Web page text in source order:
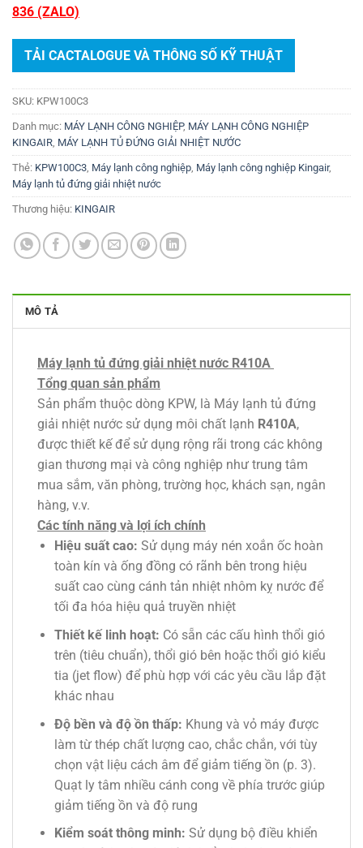
836 (ZALO)
TẢI CACTALOGUE VÀ THÔNG SỐ KỸ THUẬT
SKU: KPW100C3
Danh mục: MÁY LẠNH CÔNG NGHIỆP, MÁY LẠNH CÔNG NGHIỆP
KINGAIR, MÁY LẠNH TỦ ĐỨNG GIẢI NHIỆT NƯỚC
Thẻ: KPW100C3, Máy lạnh công nghiệp, Máy lạnh công nghiệp Kingair,
Máy lạnh tủ đứng giải nhiệt nước
Thương hiệu: KINGAIR
MÔ TẢ
Máy lạnh tủ đứng giải nhiệt nước R410A
Tổng quan sản phẩm
Sản phẩm thuộc dòng KPW, là Máy lạnh tủ đứng
giải nhiệt nước sử dụng môi chất lạnh R410A,
được thiết kế để sử dụng rộng rãi trong các không
gian thương mại và công nghiệp như trung tâm
mua sắm, văn phòng, trường học, khách sạn, ngân
hàng, v.v.
Các tính năng và lợi ích chính
Hiệu suất cao: Sử dụng máy nén xoắn ốc hoàn
toàn kín và ống đồng có rãnh bên trong hiệu
suất cao cùng cánh tản nhiệt nhôm kỵ nước để
tối đa hóa hiệu quả truyền nhiệt
Thiết kế linh hoạt: Có sẵn các cấu hình thổi gió
trên (tiêu chuẩn), thổi gió bên hoặc thổi gió kiểu
tia (jet flow) để phù hợp với các yêu cầu lắp đặt
khác nhau
Độ bền và độ ồn thấp: Khung và vỏ máy được
làm từ thép chất lượng cao, chắc chắn, với tùy
chọn vật liệu cách âm để giảm tiếng ồn (p. 3).
Quạt ly tâm nhiều cánh cong về phía trước giúp
giảm tiếng ồn và độ rung
Kiểm soát thông minh: Sử dụng bộ điều khiển